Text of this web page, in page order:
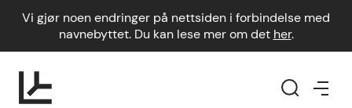
Vi gjør noen endringer på nettsiden i forbindelse med
navnebyttet. Du kan lese mer om det her.